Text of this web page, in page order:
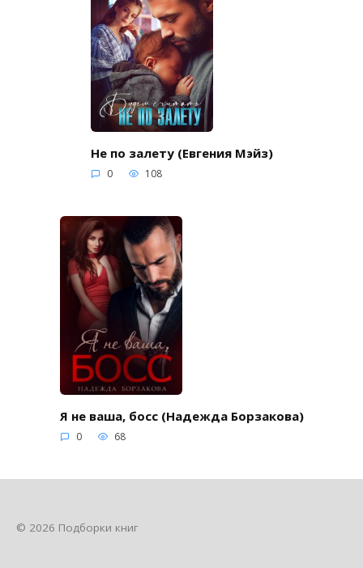
Не по залету (Евгения Мэйз)
0 108
Я не ваша, босс (Надежда Борзакова)
0 68
© 2026 Подборки книг